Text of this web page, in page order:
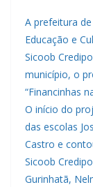
A prefeitura
Educação e
Sicoob
município, o
“Financinhas
O início do
das escolas
Castro e
Sicoob
Gurinhatã,